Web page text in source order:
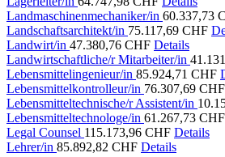
Landmaschinenmechaniker/in 60.337,73
Landschaftsarchitekt/in 75.117,69 CHF
Landwirt/in 47.380,76 CHF Details
Landwirtschaftliche/r Mitarbeiter/in
Lebensmittelingenieur/in 85.924,71 CHF
Lebensmittelkontrolleur/in 76.307,69 CHF
Lebensmitteltechnische/r Assistent/in
Lebensmitteltechnologe/in 61.267,73 CHF
Legal Counsel 115.173,96 CHF Details
Lehrer/in 85.892,82 CHF Details